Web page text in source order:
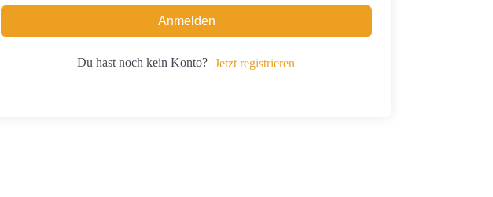
Anmelden
Du hast noch kein Konto? Jetzt registrieren